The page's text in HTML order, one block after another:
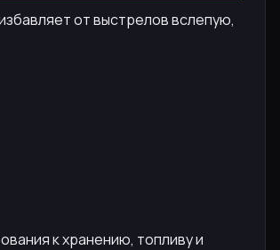
от выстрелов вслепую,
к хранению, топливу и